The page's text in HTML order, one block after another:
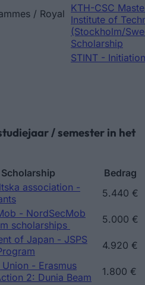
/ Royal KTH-CSC
Institute of
(Stockholm/
Scholarship
STINT -
/ semester in het
Scholarship
Bedrag
association -
5.440 €
- NordSecMob
scholarships
5.000 €
of Japan - JSPS
4.920 €
- Erasmus
2: Dunia Beam
1.800 €